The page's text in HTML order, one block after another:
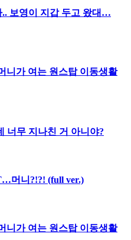
보영이 지갑 두고 왔대…
니가 여는 원스탑 이동생활
너무 지나친 거 아니야?
머니?!?! (full ver.)
니가 여는 원스탑 이동생활